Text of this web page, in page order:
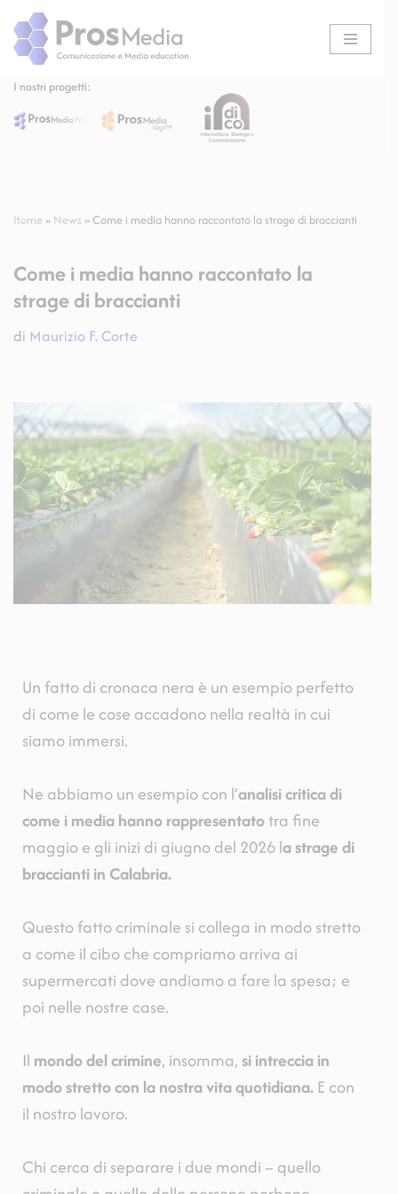
Vai
alI nostri progetti:
Home » News »Come i media hanno raccontato la strage di braccianti
Come i media hanno raccontato la
strage di braccianti
di Maurizio F. Corte
Un fatto di cronaca nera è un esempio perfetto
di come le cose accadono nella realtà in cui
siamo immersi.
Ne abbiamo un esempio con l’analisi critica di
come i media hanno rappresentatotra fine
maggio e gli inizi di giugno del 2026 la strage di
braccianti in Calabria.
Questo fatto criminale si collega in modo stretto
a come il cibo che compriamo arriva ai
supermercati dove andiamo a fare la spesa; e
poi nelle nostre case.
Il mondo del crimine, insomma, si intreccia in
modo stretto con la nostra vita quotidiana. E con
il nostro lavoro.
Chi cerca di separare i due mondi – quello